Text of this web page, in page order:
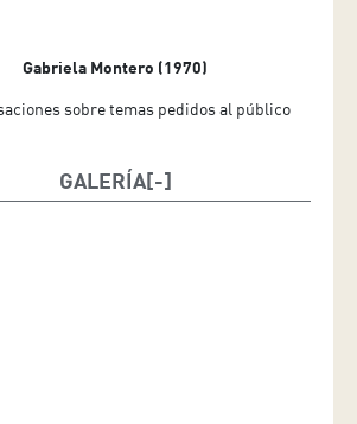
Gabriela Montero (1970)
sobre temas pedidos al público
GALERÍA